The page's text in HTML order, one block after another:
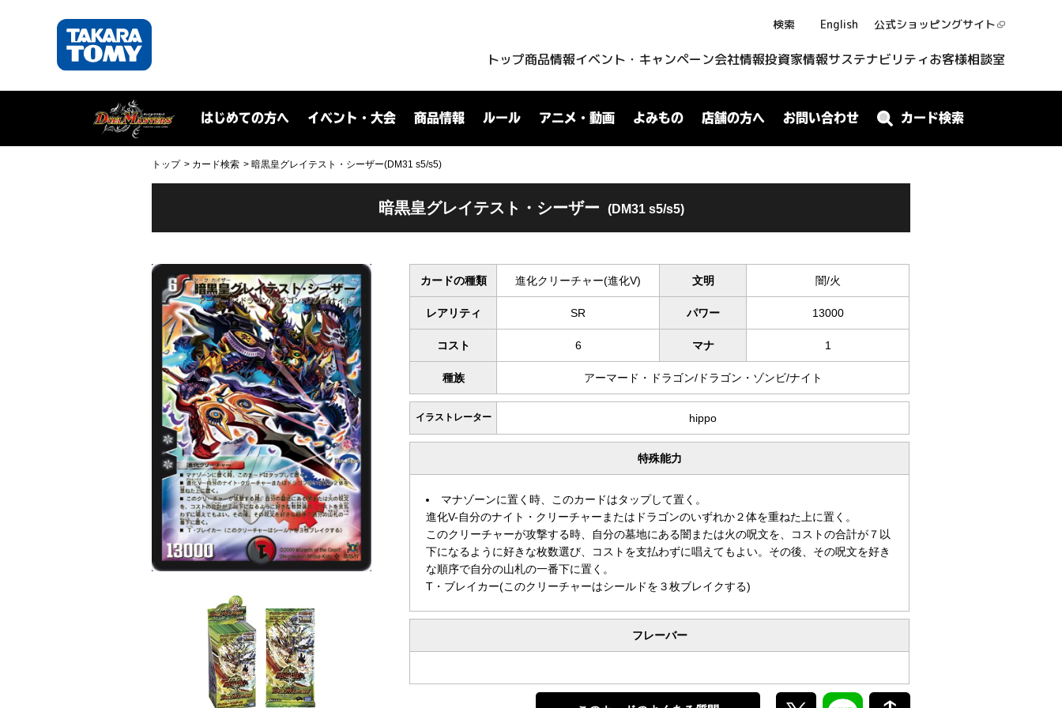
検索 English 公式ショッピングサイト
トップ商品情報イベント・キャンペーン会社情報投資家情報サステナビリティお客様相談室
はじめての方へ イベント・大会 商品情報 ルール アニメ・動画 よみもの 店舗の方へ お問い合わせ カード検索
トップ カード検索 暗黒皇グレイテスト・シーザー(DM31 s5/s5)
暗黒皇グレイテスト・シーザー (DM31 s5/s5)
カードの種類 進化クリーチャー(進化V) 文明 闇/火
レアリティ SR パワー 13000
コスト 6 マナ 1
種族 アーマード・ドラゴン/ドラゴン・ゾンビ/ナイト
イラストレーター hippo
特殊能力
マナゾーンに置く時、このカードはタップして置く。
進化V-自分のナイト・クリーチャーまたはドラゴンのいずれか２体を重ねた上に置く。
このクリーチャーが攻撃する時、自分の墓地にある闇または火の呪文を、コストの合計が７以
下になるように好きな枚数選び、コストを支払わずに唱えてもよい。その後、その呪文を好き
な順序で自分の山札の一番下に置く。
T・ブレイカー(このクリーチャーはシールドを３枚ブレイクする)
フレーバー